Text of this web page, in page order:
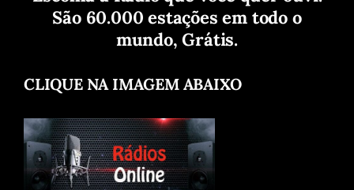
São 60.000 estações em todo o
mundo, Grátis.
CLIQUE NA IMAGEM ABAIXO